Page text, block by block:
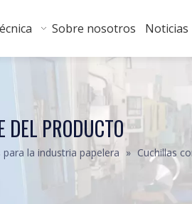
Sobre nosotros Noticias
DEL PRODUCTO
para la industria papelera » Cuchillas